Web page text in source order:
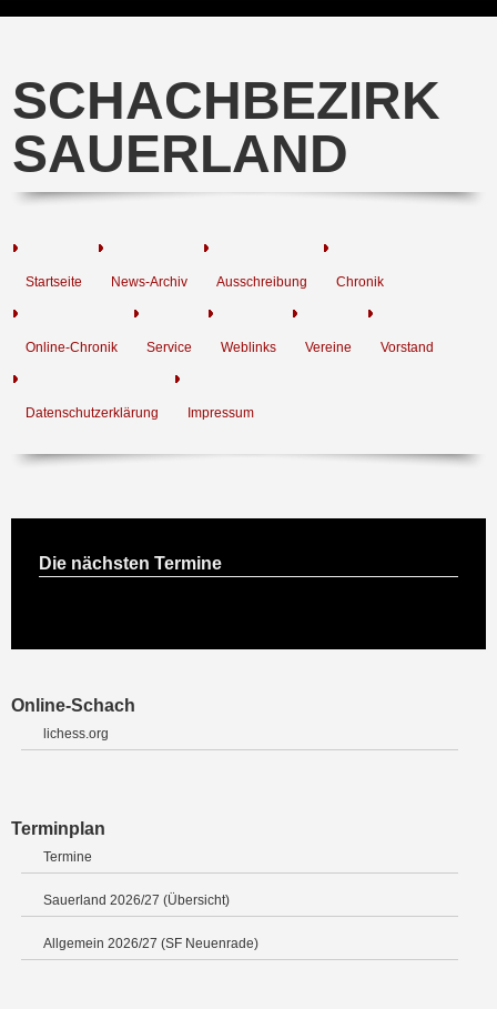
SCHACHBEZIRK
SAUERLAND
Startseite News-Archiv Ausschreibung Chronik
Online-Chronik Service Weblinks Vereine Vorstand
Datenschutzerklärung Impressum
Die nächsten Termine
Online-Schach
lichess.org
Terminplan
Termine
Sauerland 2026/27 (Übersicht)
Allgemein 2026/27 (SF Neuenrade)